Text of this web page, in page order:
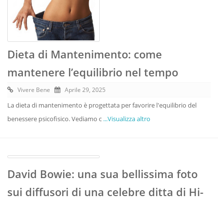
Dieta di Mantenimento: come
mantenere l’equilibrio nel tempo
Vivere Bene Aprile 29, 2025
La dieta di mantenimento è progettata per favorire l'equilibrio del
benessere psicofisico. Vediamo c ...Visualizza altro
David Bowie: una sua bellissima foto
sui diffusori di una celebre ditta di Hi-